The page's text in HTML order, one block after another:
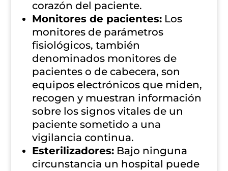
corazón del paciente.
Monitores de pacientes:Los
monitores de parámetros
fisiológicos, también
denominados monitores de
pacientes o de cabecera, son
equipos electrónicos que miden,
recogen y muestran información
sobre los signos vitales de un
paciente sometido a una
vigilancia continua.
Esterilizadores:Bajo ninguna
circunstancia un hospital puede